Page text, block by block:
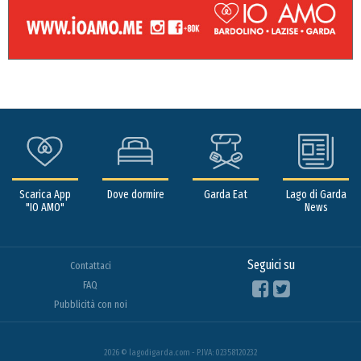
Scarica App
"IO AMO"
Dove dormire Garda Eat
Lago di Garda
News
Contattaci
FAQ
Pubblicità con noi
Seguici su
2026 © lagodigarda.com - P.IVA: 02358120232